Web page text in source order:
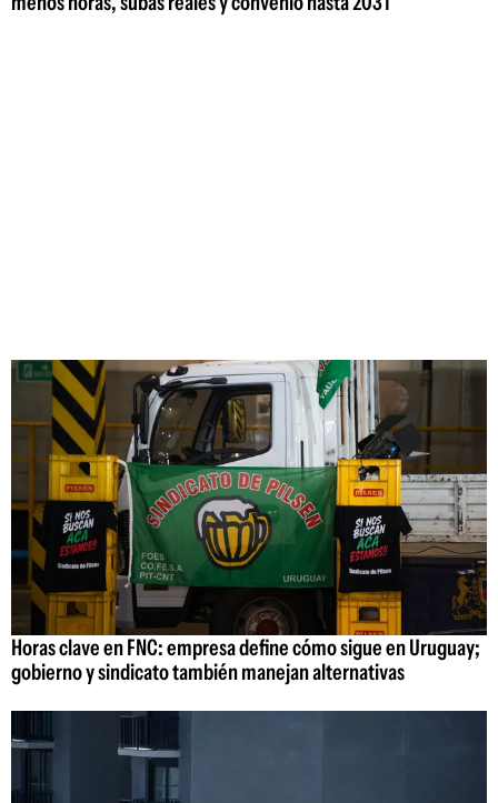
Horas clave en FNC: empresa define cómo sigue en Uruguay;
gobierno y sindicato también manejan alternativas